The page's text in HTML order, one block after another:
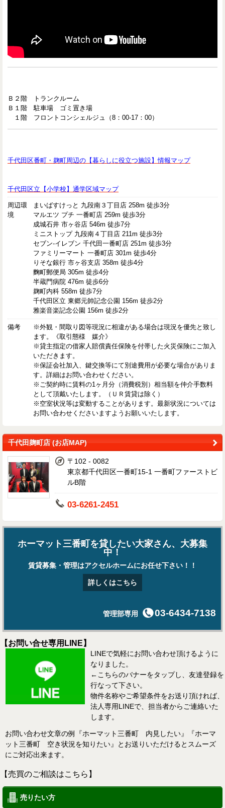
Ｂ２階 トランクルーム
Ｂ１階 駐車場 ゴミ置き場
１階 フロントコンシェルジュ（8：00-17：00）
千代田区番町・麹町周辺の【暮らしに役立つ施設】情報マップ
千代田区立【小学校】通学区域マップ
周辺環
境
まいばすけっと 九段南３丁目店 258m 徒歩3分
マルエツ プチ 一番町店 259m 徒歩3分
成城石井 市ヶ谷店 546m 徒歩7分
ミニストップ 九段南４丁目店 211m 徒歩3分
セブン-イレブン 千代田一番町店 251m 徒歩3分
ファミリーマート 一番町店 301m 徒歩4分
りそな銀行 市ヶ谷支店 358m 徒歩4分
麴町郵便局 305m 徒歩4分
半蔵門病院 476m 徒歩6分
麹町内科 558m 徒歩7分
千代田区立 東郷元帥記念公園 156m 徒歩2分
雅楽音楽記念公園 156m 徒歩2分
備考
※外観・間取り図等現況に相違がある場合は現況を優先と致し
ます。《取引態様 媒介》
※貸主指定の借家人賠償責任保険を付帯した火災保険にご加入
いただきます。
※保証会社加入、鍵交換等にて別途費用が必要な場合がありま
す。詳細はお問い合わせください。
※ご契約時に賃料の1ヶ月分（消費税別）相当額を仲介手数料
として頂戴いたします。（ＵＲ賃貸は除く）
※空室状況等は変動することがあります。最新状況については
お問い合わせくださいますようお願いいたします。
千代田麹町店 (お店MAP)
〒102 - 0082
東京都千代田区一番町15-1 一番町ファーストビ
ルB階
03-6261-2451
ホーマット三番町を貸したい大家さん、大募集
中！
賃貸募集・管理はアクセルホームにお任せ下さい！！
詳しくはこちら
管理部専用 03-6434-7138
【お問い合せ専用LINE】
LINEで気軽にお問い合わせ頂けるように
なりました。
←こちらのバナーをタップし、友達登録を
行なって下さい。
物件名称やご希望条件をお送り頂ければ、
法人専用LINEで、担当者からご連絡いた
します。
お問い合わせ文章の例『ホーマット三番町 内見したい』『ホーマ
ット三番町 空き状況を知りたい』とお送りいただけるとスムーズ
にご対応出来ます。
【売買のご相談はこちら】
売りたい方